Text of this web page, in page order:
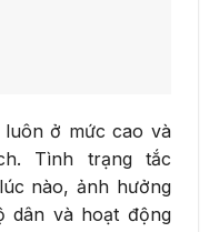
ở mức cao và
Tình trạng tắc
nào, ảnh hưởng
dân và hoạt động